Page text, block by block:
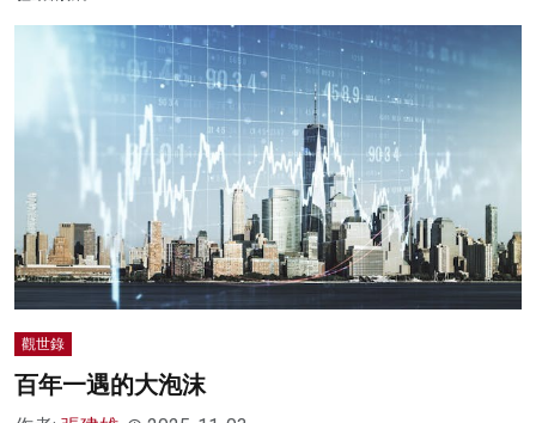
觀世錄
百年一遇的大泡沫